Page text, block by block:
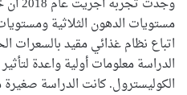
وجدت
مستويات الدهون الثلاثية
اتباع نظام غذائي مقيد بالسعرات
الدراسة معلومات أولية واعدة